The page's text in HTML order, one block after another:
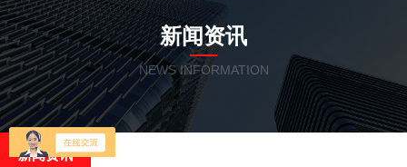
新闻资讯
NEWS INFORMATION
新闻资讯